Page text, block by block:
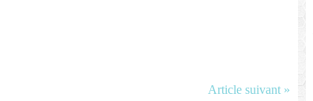
Article suivant »